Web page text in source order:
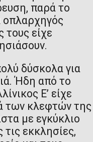
παρά το
οπλαρχηγός
τους είχε
δύσκολα για
Ήδη από το
Ε’ είχε
των κλεφτών της
με εγκύκλιο
εκκλησίες,